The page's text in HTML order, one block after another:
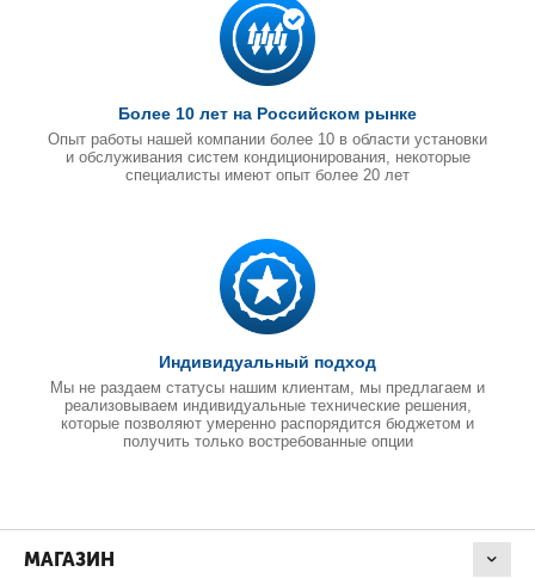
Более 10 лет на Российском рынке
Опыт работы нашей компании более 10 в области установки
и обслуживания систем кондиционирования, некоторые
специалисты имеют опыт более 20 лет
Индивидуальный подход
Мы не раздаем статусы нашим клиентам, мы предлагаем и
реализовываем индивидуальные технические решения,
которые позволяют умеренно распорядится бюджетом и
получить только востребованные опции
МАГАЗИН